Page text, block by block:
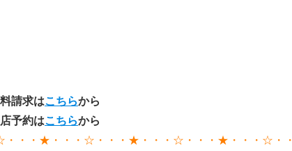
請求はこちらから
予約はこちらから
・・★・・・☆・・・★・・・☆・
・・★・・・☆・・